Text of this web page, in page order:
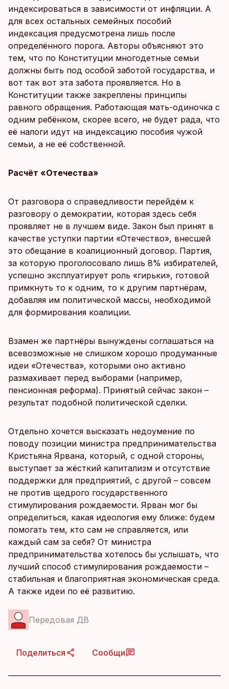
индексироваться в зависимости от инфляции. А
для всех остальных семейных пособий
индексация предусмотрена лишь после
определённого порога. Авторы объясняют это
тем, что по Конституции многодетные семьи
должны быть под особой заботой государства, и
вот так вот эта забота проявляется. Но в
Конституции также закреплены принципы
равного обращения. Работающая мать-одиночка с
одним ребёнком, скорее всего, не будет рада, что
её налоги идут на индексацию пособия чужой
семьи, а не её собственной.
Расчёт «Отечества»
От разговора о справедливости перейдём к
разговору о демократии, которая здесь себя
проявляет не в лучшем виде. Закон был принят в
качестве уступки партии «Отечество», внесшей
это обещание в коалиционный договор. Партия,
за которую проголосовало лишь 8% избирателей,
успешно эксплуатирует роль «гирьки», готовой
примкнуть то к одним, то к другим партнёрам,
добавляя им политической массы, необходимой
для формирования коалиции.
Взамен же партнёры вынуждены соглашаться на
всевозможные не слишком хорошо продуманные
идеи «Отечества», которыми оно активно
размахивает перед выборами (например,
пенсионная реформа). Принятый сейчас закон –
результат подобной политической сделки.
Отдельно хочется высказать недоумение по
поводу позиции министра предпринимательства
Кристьяна Ярвана, который, с одной стороны,
выступает за жёсткий капитализм и отсутствие
поддержки для предприятий, с другой – совсем
не против щедрого государственного
стимулирования рождаемости. Ярван мог бы
определиться, какая идеология ему ближе: будем
помогать тем, кто сам не справляется, или
каждый сам за себя? От министра
предпринимательства хотелось бы услышать, что
лучший способ стимулирования рождаемости –
стабильная и благоприятная экономическая среда.
А также идеи по её развитию.
Передовая ДВ
Поделиться Сообщи